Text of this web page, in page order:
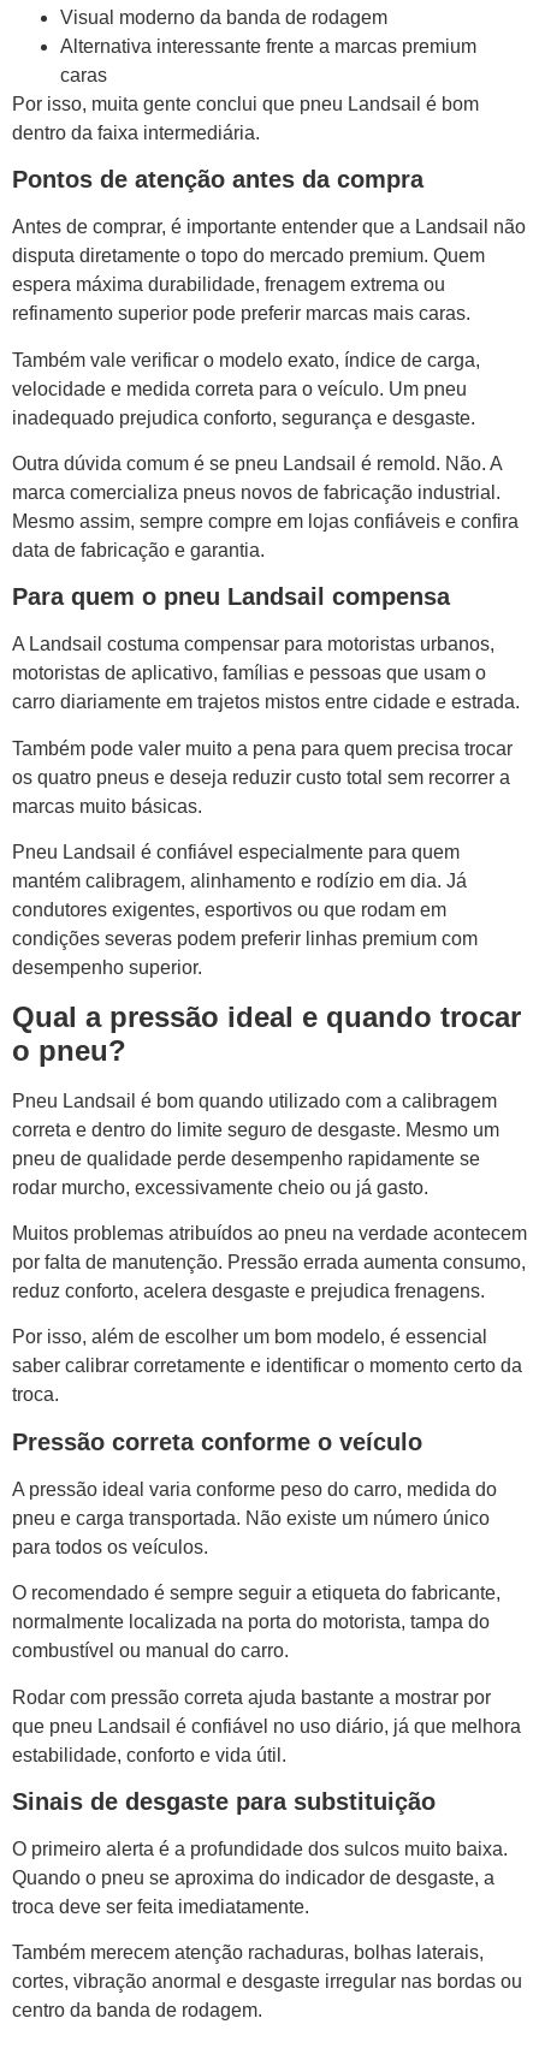
Visual moderno da banda de rodagem
Alternativa interessante frente a marcas premium
caras
Por isso, muita gente conclui que pneu Landsail é bom
dentro da faixa intermediária.
Pontos de atenção antes da compra
Antes de comprar, é importante entender que a Landsail não
disputa diretamente o topo do mercado premium. Quem
espera máxima durabilidade, frenagem extrema ou
refinamento superior pode preferir marcas mais caras.
Também vale verificar o modelo exato, índice de carga,
velocidade e medida correta para o veículo. Um pneu
inadequado prejudica conforto, segurança e desgaste.
Outra dúvida comum é se pneu Landsail é remold. Não. A
marca comercializa pneus novos de fabricação industrial.
Mesmo assim, sempre compre em lojas confiáveis e confira
data de fabricação e garantia.
Para quem o pneu Landsail compensa
A Landsail costuma compensar para motoristas urbanos,
motoristas de aplicativo, famílias e pessoas que usam o
carro diariamente em trajetos mistos entre cidade e estrada.
Também pode valer muito a pena para quem precisa trocar
os quatro pneus e deseja reduzir custo total sem recorrer a
marcas muito básicas.
Pneu Landsail é confiável especialmente para quem
mantém calibragem, alinhamento e rodízio em dia. Já
condutores exigentes, esportivos ou que rodam em
condições severas podem preferir linhas premium com
desempenho superior.
Qual a pressão ideal e quando trocar
o pneu?
Pneu Landsail é bom quando utilizado com a calibragem
correta e dentro do limite seguro de desgaste. Mesmo um
pneu de qualidade perde desempenho rapidamente se
rodar murcho, excessivamente cheio ou já gasto.
Muitos problemas atribuídos ao pneu na verdade acontecem
por falta de manutenção. Pressão errada aumenta consumo,
reduz conforto, acelera desgaste e prejudica frenagens.
Por isso, além de escolher um bom modelo, é essencial
saber calibrar corretamente e identificar o momento certo da
troca.
Pressão correta conforme o veículo
A pressão ideal varia conforme peso do carro, medida do
pneu e carga transportada. Não existe um número único
para todos os veículos.
O recomendado é sempre seguir a etiqueta do fabricante,
normalmente localizada na porta do motorista, tampa do
combustível ou manual do carro.
Rodar com pressão correta ajuda bastante a mostrar por
que pneu Landsail é confiável no uso diário, já que melhora
estabilidade, conforto e vida útil.
Sinais de desgaste para substituição
O primeiro alerta é a profundidade dos sulcos muito baixa.
Quando o pneu se aproxima do indicador de desgaste, a
troca deve ser feita imediatamente.
Também merecem atenção rachaduras, bolhas laterais,
cortes, vibração anormal e desgaste irregular nas bordas ou
centro da banda de rodagem.